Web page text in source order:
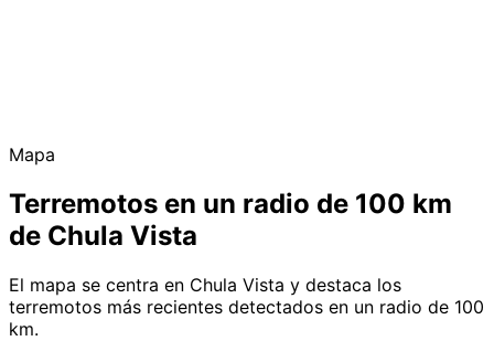
Mapa
Terremotos en un radio de 100 km
de Chula Vista
El mapa se centra en Chula Vista y destaca los
terremotos más recientes detectados en un radio de 100
km.